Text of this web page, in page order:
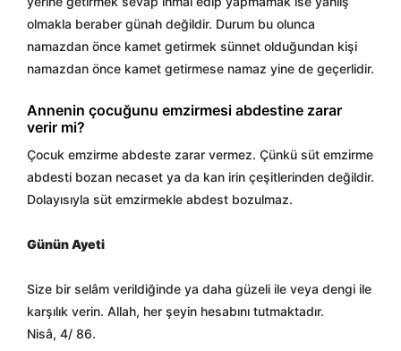
olmakla beraber günah değildir. Durum bu olunca
namazdan önce kamet getirmek sünnet olduğundan kişi
namazdan önce kamet getirmese namaz yine de geçerlidir.
Annenin çocuğunu emzirmesi abdestine zarar
verir mi?
Çocuk emzirme abdeste zarar vermez. Çünkü süt emzirme
abdesti bozan necaset ya da kan irin çeşitlerinden değildir.
Dolayısıyla süt emzirmekle abdest bozulmaz.
Günün Ayeti
Size bir selâm verildiğinde ya daha güzeli ile veya dengi ile
karşılık verin. Allah, her şeyin hesabını tutmaktadır.
Nisâ, 4/ 86.